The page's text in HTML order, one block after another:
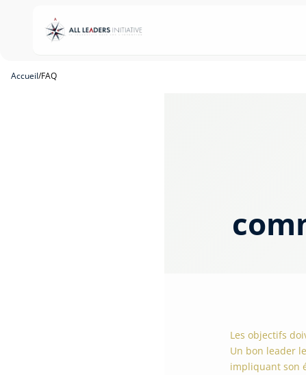
Accueil/FAQ
Les objectifs
Un bon leader
impliquant son